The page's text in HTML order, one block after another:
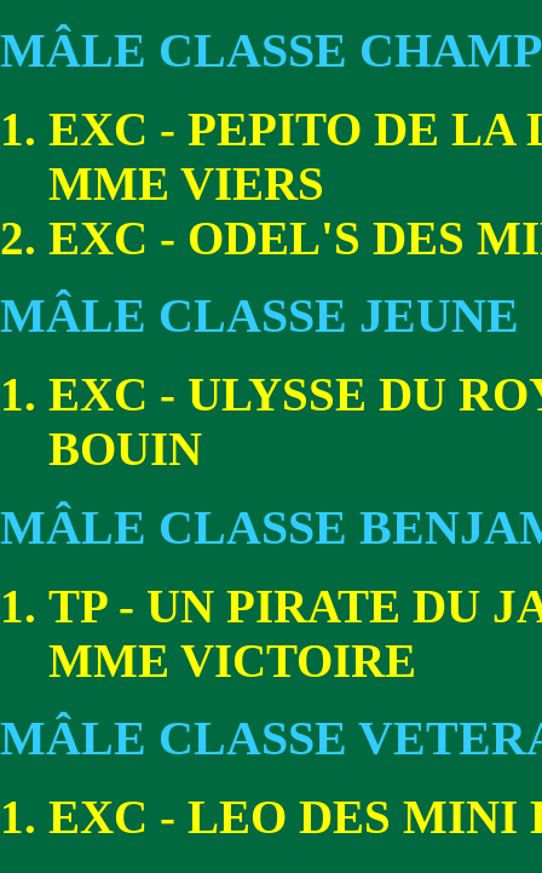
MÂLE CLASSE
EXC - PEPITO DE LA
MME VIERS
EXC - ODEL'S DES
MÂLE CLASSE JEUNE
EXC - ULYSSE DU
BOUIN
MÂLE CLASSE
TP - UN PIRATE DU
MME VICTOIRE
MÂLE CLASSE
EXC - LEO DES